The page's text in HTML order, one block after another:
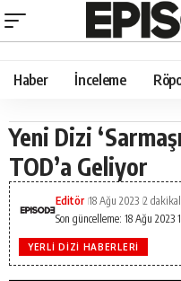
Haber İnceleme
Yeni Dizi
TOD’a Geliyor
Son güncelleme: 18 Ağu 2023
Editör 18 Ağu 2023 2
YERLI DIZI HABERLERI